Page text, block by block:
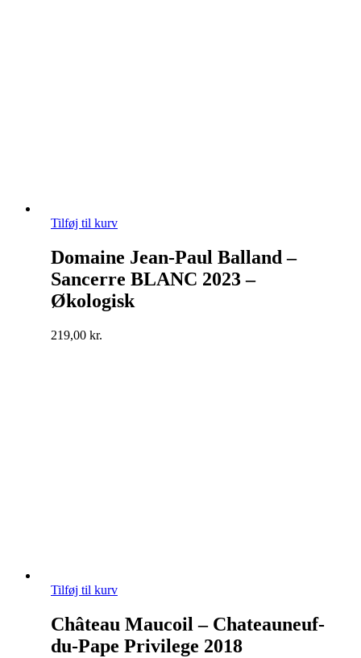
Tilføj til kurv
Domaine Jean-Paul Balland –
Sancerre BLANC 2023 –
Økologisk
219,00 kr.
Tilføj til kurv
Château Maucoil – Chateauneuf-
du-Pape Privilege 2018